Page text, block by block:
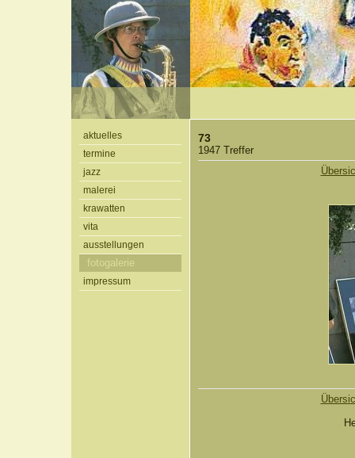
aktuelles
termine
jazz
malerei
krawatten
vita
ausstellungen
fotogalerie
impressum
73
1947 Treffer